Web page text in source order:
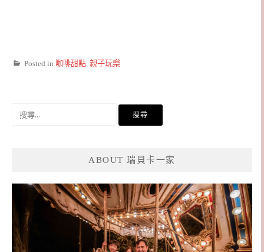
Posted in 咖啡甜點 親子玩樂
ABOUT 瑞貝卡一家